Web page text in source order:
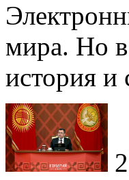
мира. Но в
история и